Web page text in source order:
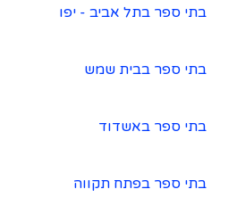
בתי ספר בתל אביב - יפו
בתי ספר בבית שמש
בתי ספר באשדוד
בתי ספר בפתח תקווה